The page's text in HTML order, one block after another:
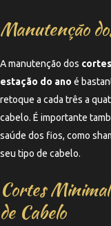
Manutenção
A manutenção dos
estação do ano é
retoque a cada três a
cabelo. É importante
saúde dos fios, como
seu tipo de cabelo.
Cortes
de Cabelo